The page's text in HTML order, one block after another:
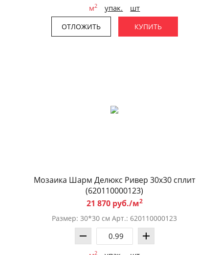
м2 упак. шт
ОТЛОЖИТЬ КУПИТЬ
Мозаика Шарм Делюкс Ривер 30x30 сплит
(620110000123)
21 870 руб./м2
Размер: 30*30 см Арт.: 620110000123
2